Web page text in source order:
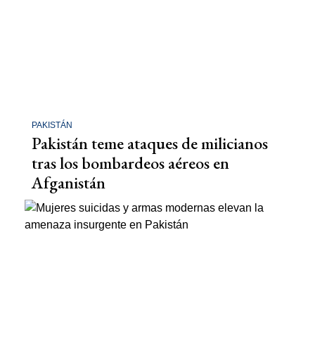
PAKISTÁN
Pakistán teme ataques de milicianos
tras los bombardeos aéreos en
Afganistán